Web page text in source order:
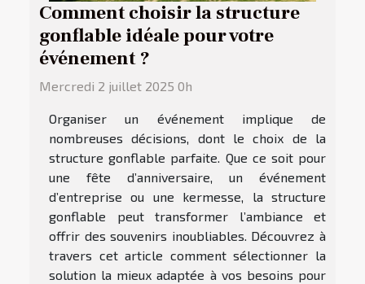
Comment choisir la structure
gonflable idéale pour votre
événement ?
Mercredi 2 juillet 2025 0h
Organiser un événement implique de
nombreuses décisions, dont le choix de la
structure gonflable parfaite. Que ce soit pour
une fête d’anniversaire, un événement
d’entreprise ou une kermesse, la structure
gonflable peut transformer l’ambiance et
offrir des souvenirs inoubliables. Découvrez à
travers cet article comment sélectionner la
solution la mieux adaptée à vos besoins pour